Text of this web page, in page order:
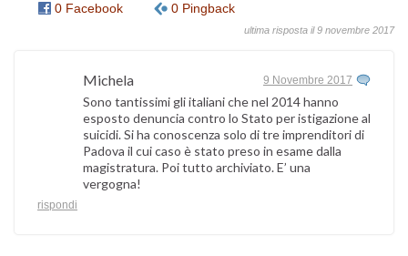
0 Facebook
0 Pingback
ultima risposta il 9 novembre 2017
Michela 9 Novembre 2017
Sono tantissimi gli italiani che nel 2014 hanno
esposto denuncia contro lo Stato per istigazione al
suicidi. Si ha conoscenza solo di tre imprenditori di
Padova il cui caso è stato preso in esame dalla
magistratura. Poi tutto archiviato. E’ una
vergogna!
rispondi